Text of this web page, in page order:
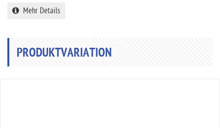
Mehr Details
PRODUKTVARIATION